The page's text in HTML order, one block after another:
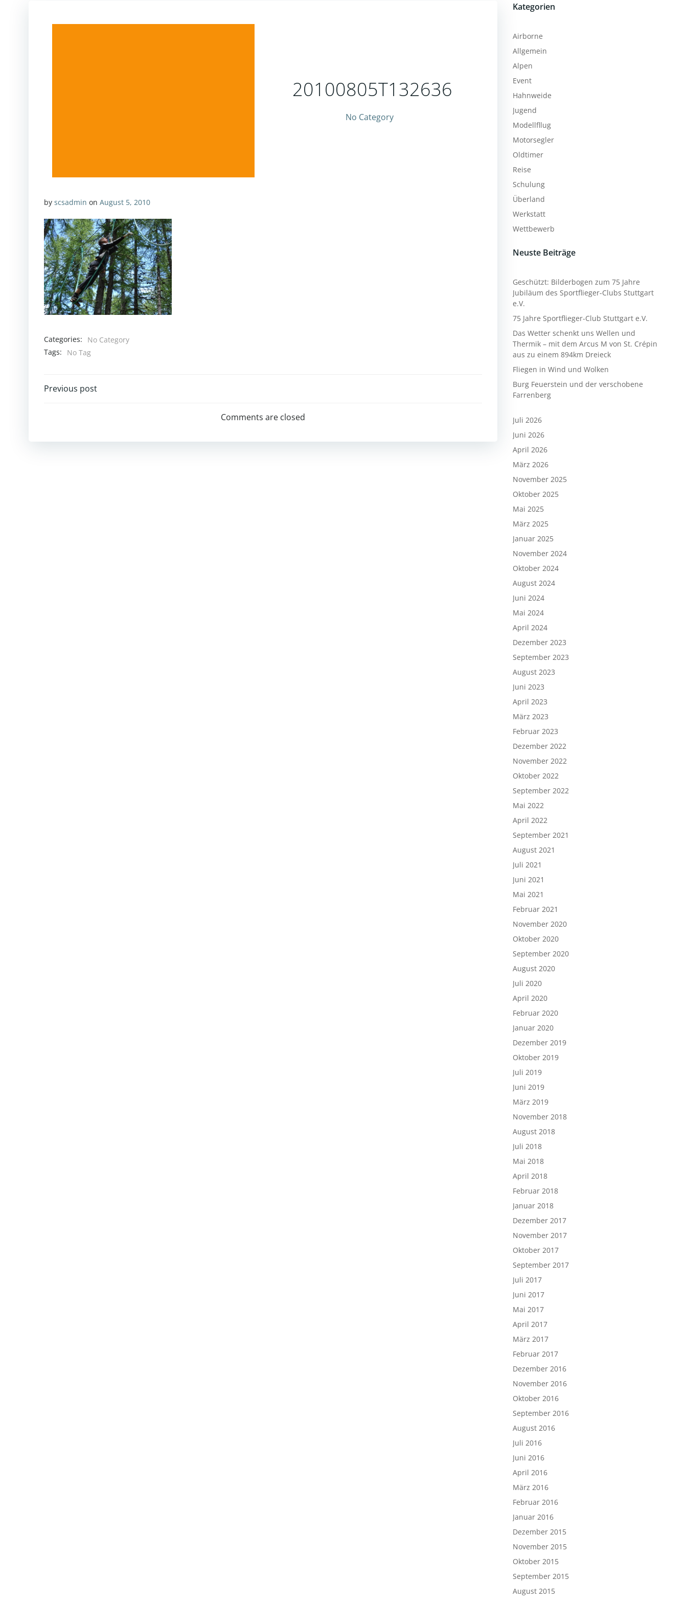
20100805T132636
No Category
by scsadmin on August 5, 2010
Categories:
No Category
Tags:
No Tag
Post
Previous post
Comments are closed
Kategorien
Airborne
Allgemein
Alpen
Event
Hahnweide
Jugend
Modellfllug
Motorsegler
Oldtimer
Reise
Schulung
Überland
Werkstatt
Wettbewerb
Neuste Beiträge
Geschützt: Bilderbogen zum 75 Jahre
Jubiläum des Sportflieger-Clubs Stuttgart
e.V.
75 Jahre Sportflieger-Club Stuttgart e.V.
Das Wetter schenkt uns Wellen und
Thermik – mit dem Arcus M von St. Crépin
aus zu einem 894km Dreieck
Fliegen in Wind und Wolken
Burg Feuerstein und der verschobene
Farrenberg
Juli 2026
Juni 2026
April 2026
März 2026
November 2025
Oktober 2025
Mai 2025
März 2025
Januar 2025
November 2024
Oktober 2024
August 2024
Juni 2024
Mai 2024
April 2024
Dezember 2023
September 2023
August 2023
Juni 2023
April 2023
März 2023
Februar 2023
Dezember 2022
November 2022
Oktober 2022
September 2022
Mai 2022
April 2022
September 2021
August 2021
Juli 2021
Juni 2021
Mai 2021
Februar 2021
November 2020
Oktober 2020
September 2020
August 2020
Juli 2020
April 2020
Februar 2020
Januar 2020
Dezember 2019
Oktober 2019
Juli 2019
Juni 2019
März 2019
November 2018
August 2018
Juli 2018
Mai 2018
April 2018
Februar 2018
Januar 2018
Dezember 2017
November 2017
Oktober 2017
September 2017
Juli 2017
Juni 2017
Mai 2017
April 2017
März 2017
Februar 2017
Dezember 2016
November 2016
Oktober 2016
September 2016
August 2016
Juli 2016
Juni 2016
April 2016
März 2016
Februar 2016
Januar 2016
Dezember 2015
November 2015
Oktober 2015
September 2015
August 2015